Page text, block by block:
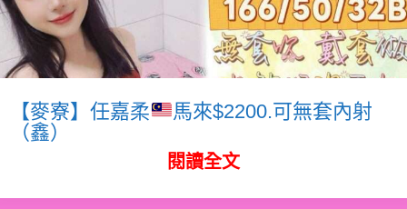
【麥寮】任嘉柔
馬來$2200.可無套內射
（鑫）
閱讀全文